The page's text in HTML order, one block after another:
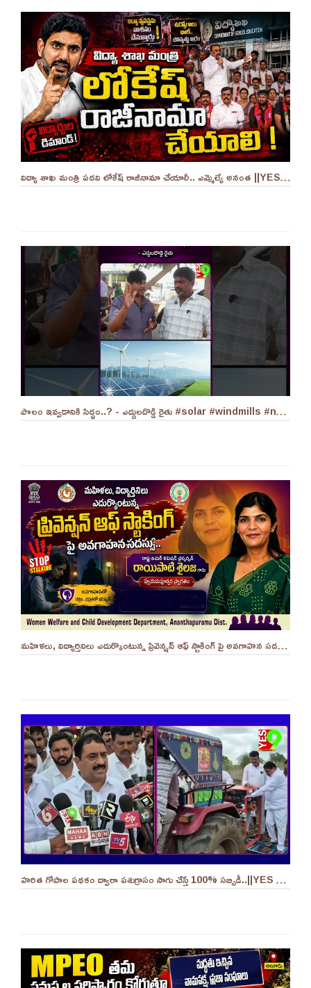
విద్యా శాఖ మంత్రి పదవి లోకేష్ రాజీనామా చేయాలీ.. ఎమ్మెల్యే అనంత ||YES 9TV
పొలం ఇవ్వడానికి సిద్ధం..? - ఎద్దులదొడ్డి రైతు #solar #windmills #naralokesh #solarenergy
మహిళలు, విద్యార్తినిలు ఎదుర్కొంటున్న ప్రివెన్షన్ ఆఫ్ స్టాకింగ్ పై అవగాహన సదస్సు.. - ||YES 9TV
హరిత గోపాల పథకం ద్వారా పశుగ్రాసం సాగు చేస్తే 100% సబ్సిడీ..||YES 9TV